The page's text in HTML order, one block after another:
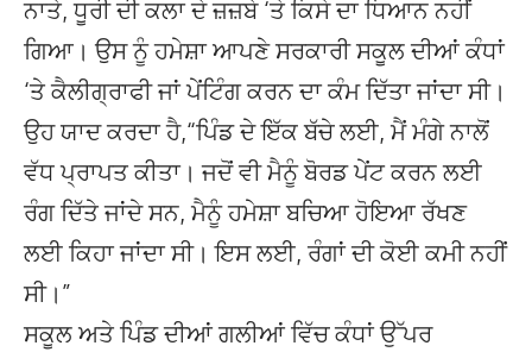
ਨਾਤੇ, ਧੂਰੀ ਦੀ ਕਲਾ ਦੇ ਜ਼ਜ਼ਬੇ ‘ਤੇ ਕਿਸੇ ਦਾ ਧਿਆਨ ਨਹੀਂ
ਗਿਆ। ਉਸ ਨੂੰ ਹਮੇਸ਼ਾ ਆਪਣੇ ਸਰਕਾਰੀ ਸਕੂਲ ਦੀਆਂ ਕੰਧਾਂ
‘ਤੇ ਕੈਲੀਗ੍ਰਾਫੀ ਜਾਂ ਪੇਂਟਿੰਗ ਕਰਨ ਦਾ ਕੰਮ ਦਿੱਤਾ ਜਾਂਦਾ ਸੀ।
ਉਹ ਯਾਦ ਕਰਦਾ ਹੈ,“ਪਿੰਡ ਦੇ ਇੱਕ ਬੱਚੇ ਲਈ, ਮੈਂ ਮੰਗੇ ਨਾਲੋਂ
ਵੱਧ ਪ੍ਰਾਪਤ ਕੀਤਾ। ਜਦੋਂ ਵੀ ਮੈਨੂੰ ਬੋਰਡ ਪੇਂਟ ਕਰਨ ਲਈ
ਰੰਗ ਦਿੱਤੇ ਜਾਂਦੇ ਸਨ, ਮੈਨੂੰ ਹਮੇਸ਼ਾ ਬਚਿਆ ਹੋਇਆ ਰੱਖਣ
ਲਈ ਕਿਹਾ ਜਾਂਦਾ ਸੀ। ਇਸ ਲਈ, ਰੰਗਾਂ ਦੀ ਕੋਈ ਕਮੀ ਨਹੀਂ
ਸੀ।”
ਸਕੂਲ ਅਤੇ ਪਿੰਡ ਦੀਆਂ ਗਲੀਆਂ ਵਿੱਚ ਕੰਧਾਂ ਉੱਪਰ